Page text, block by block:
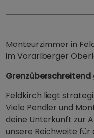
Monteurzimmer in
im Vorarlberger
Feldkirch liegt
Viele Pendler und
deine Unterkunft zur
unsere Reichweite für